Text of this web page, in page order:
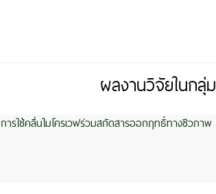
ผลงานวิจัยในกลุ่ม
การใช้คลื่นไมโครเวฟร่วมสกัดสารออกฤทธิ์ทางชีวภาพ